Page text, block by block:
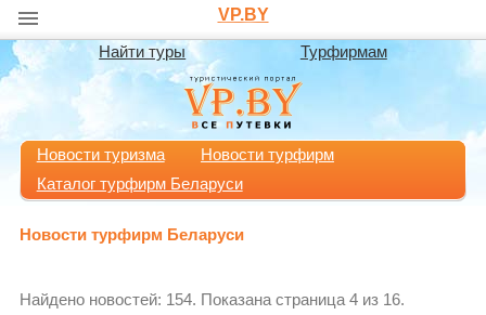
VP.BY
Найти туры Турфирмам
Новости туризма
Новости турфирм
Каталог турфирм Беларуси
Новости турфирм Беларуси
Найдено новостей: 154. Показана страница 4 из 16.